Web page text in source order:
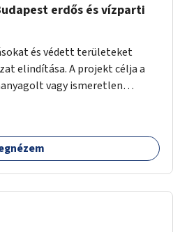
erdős és vízparti
és védett területeket
elindítása. A projekt célja a
vagy ismeretlen
ponton pedig helyszíni
hulladékgyűjtők,